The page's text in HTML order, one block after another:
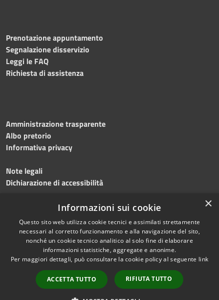
Prenotazione appuntamento
Segnalazione disservizio
Leggi le FAQ
Richiesta di assistenza
Amministrazione trasparente
Albo pretorio
Informativa privacy
Note legali
Dichiarazione di accessibilità
Meccanismo di feedback
Accessibilità
Copyright © 2026 • Comune di
Gerenzano • Powered by
Municipium•
Accesso
redazione
×
Informazioni sui cookie
Questo sito web utilizza cookie tecnici e assimilati strettamente
necessari al corretto funzionamento e alla navigazione del sito,
nonché un cookie tecnico analitico al solo fine di elaborare
informazioni statistiche, aggregate e anonime.
Per maggiori dettagli, può consultare la cookie policy al seguente link
ACCETTA TUTTO RIFIUTA TUTTO